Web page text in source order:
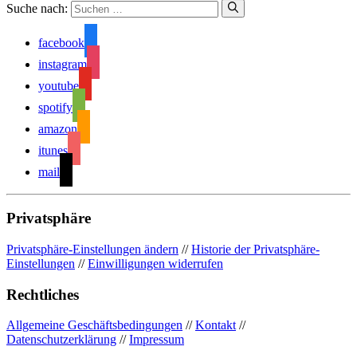
Suche nach:
facebook
instagram
youtube
spotify
amazon
itunes
mail
Privatsphäre
Privatsphäre-Einstellungen ändern //Historie der Privatsphäre-
Einstellungen //Einwilligungen widerrufen
Rechtliches
Allgemeine Geschäftsbedingungen //Kontakt//
Datenschutzerklärung //Impressum